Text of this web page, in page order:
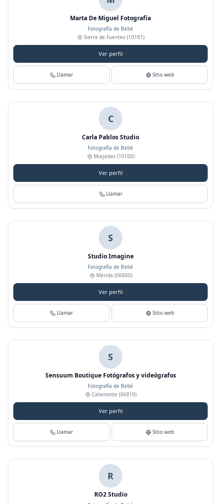
Marta De Miguel Fotografía
Fotografía de Bebé
Sierra de Fuentes(10181)
Ver perfil
Llamar Sitio web
C
Carla Pablos Studio
Fotografía de Bebé
Miajadas(10100)
Ver perfil
Llamar
S
Studio Imagine
Fotografía de Bebé
Mérida (06800)
Ver perfil
Llamar Sitio web
S
Sensuum Boutique Fotógrafos y videógrafos
Fotografía de Bebé
Calamonte (06810)
Ver perfil
Llamar Sitio web
R
RO2 Studio